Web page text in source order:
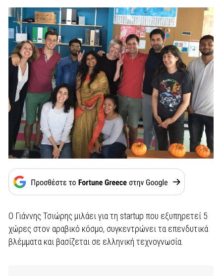
Ο Γιάννης Τσιώρης μιλάει για τη startup που εξυπηρετεί 5
χώρες στον αραβικό κόσμο, συγκεντρώνει τα επενδυτικά
βλέμματα και βασίζεται σε ελληνική τεχνογνωσία.